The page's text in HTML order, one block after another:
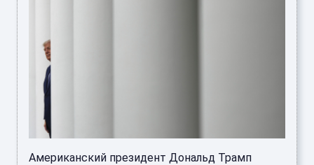
Американский президент Дональд Трамп